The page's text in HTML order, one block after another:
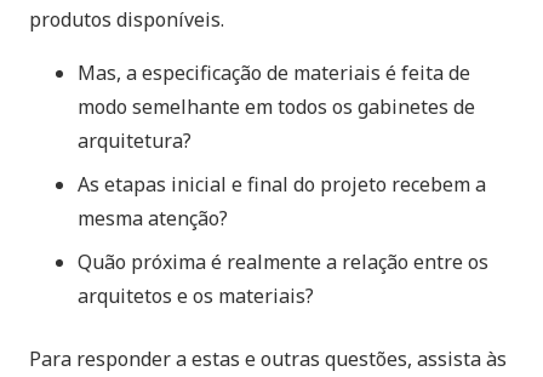
produtos disponíveis.
Mas, a especificação de materiais é feita de
modo semelhante em todos os gabinetes de
arquitetura?
As etapas inicial e final do projeto recebem a
mesma atenção?
Quão próxima é realmente a relação entre os
arquitetos e os materiais?
Para responder a estas e outras questões, assista às